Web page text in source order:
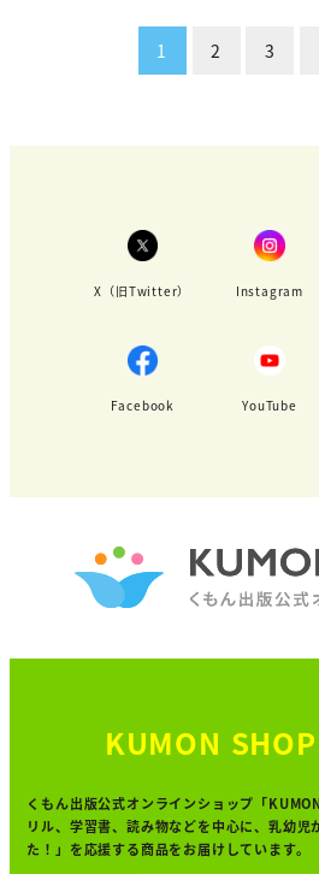
の
1 2 3
X（旧Twitter） Instagram
Facebook YouTube
KUMON SHOP
くもん出版公式オンラインショップ「
リル、学習書、読み物などを中心に、 乳幼児
た！」を応援する商品をお届けしています。